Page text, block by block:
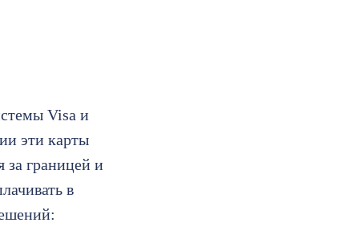
Visa и
эти карты
за границей и
в